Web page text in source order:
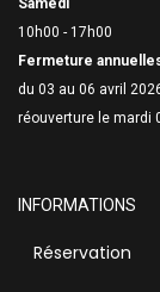
10h00 - 17h00
Fermeture
du 03 au 06 avril
réouverture le mardi
INFORMATIONS
Réservation